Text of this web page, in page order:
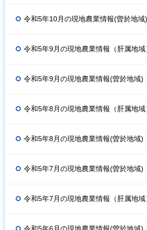
令和5年10月の現地農業情報(曽於地域)
令和5年9月の現地農業情報（肝属地域
令和5年9月の現地農業情報(曽於地域)
令和5年8月の現地農業情報（肝属地域
令和5年8月の現地農業情報(曽於地域)
令和5年7月の現地農業情報(曽於地域)
令和5年7月の現地農業情報（肝属地域